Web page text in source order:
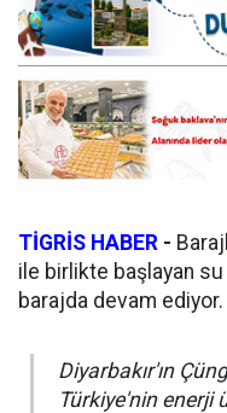
TİGRİS HABER -
ile birlikte başlayan
barajda devam ediyor.
Diyarbakır'ın
Türkiye'nin enerji